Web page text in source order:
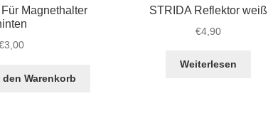
Magnethalter
3,00
den Warenkorb
STRIDA Reflektor weiß
€4,90
Weiterlesen